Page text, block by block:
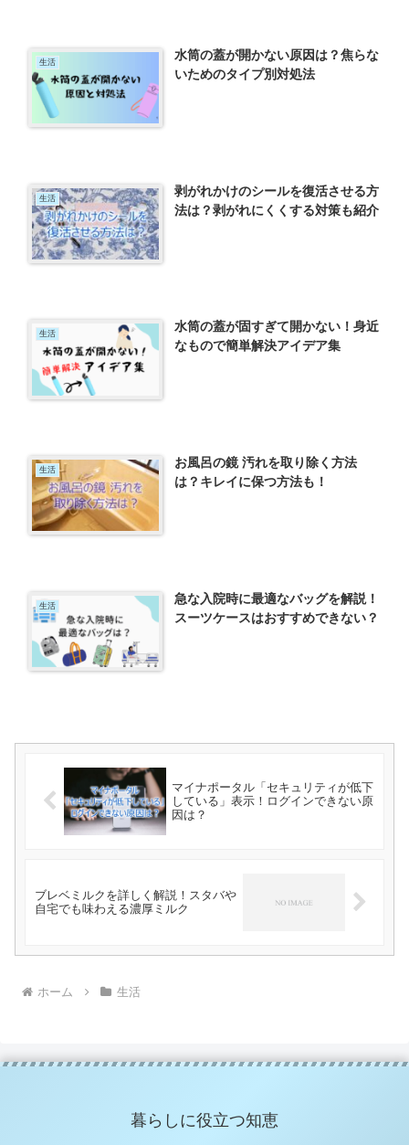
生活
水筒の蓋が開かない原因は？焦らな
いためのタイプ別対処法
生活
剥がれかけのシールを復活させる方
法は？剥がれにくくする対策も紹介
生活
水筒の蓋が固すぎて開かない！身近
なもので簡単解決アイデア集
生活
お風呂の鏡 汚れを取り除く方法
は？キレイに保つ方法も！
生活
急な入院時に最適なバッグを解説！
スーツケースはおすすめできない？
マイナポータル「セキュリティが低下
している」表示！ログインできない原
因は？
ブレベミルクを詳しく解説！スタバや
自宅でも味わえる濃厚ミルク
ホーム 生活
暮らしに役立つ知恵